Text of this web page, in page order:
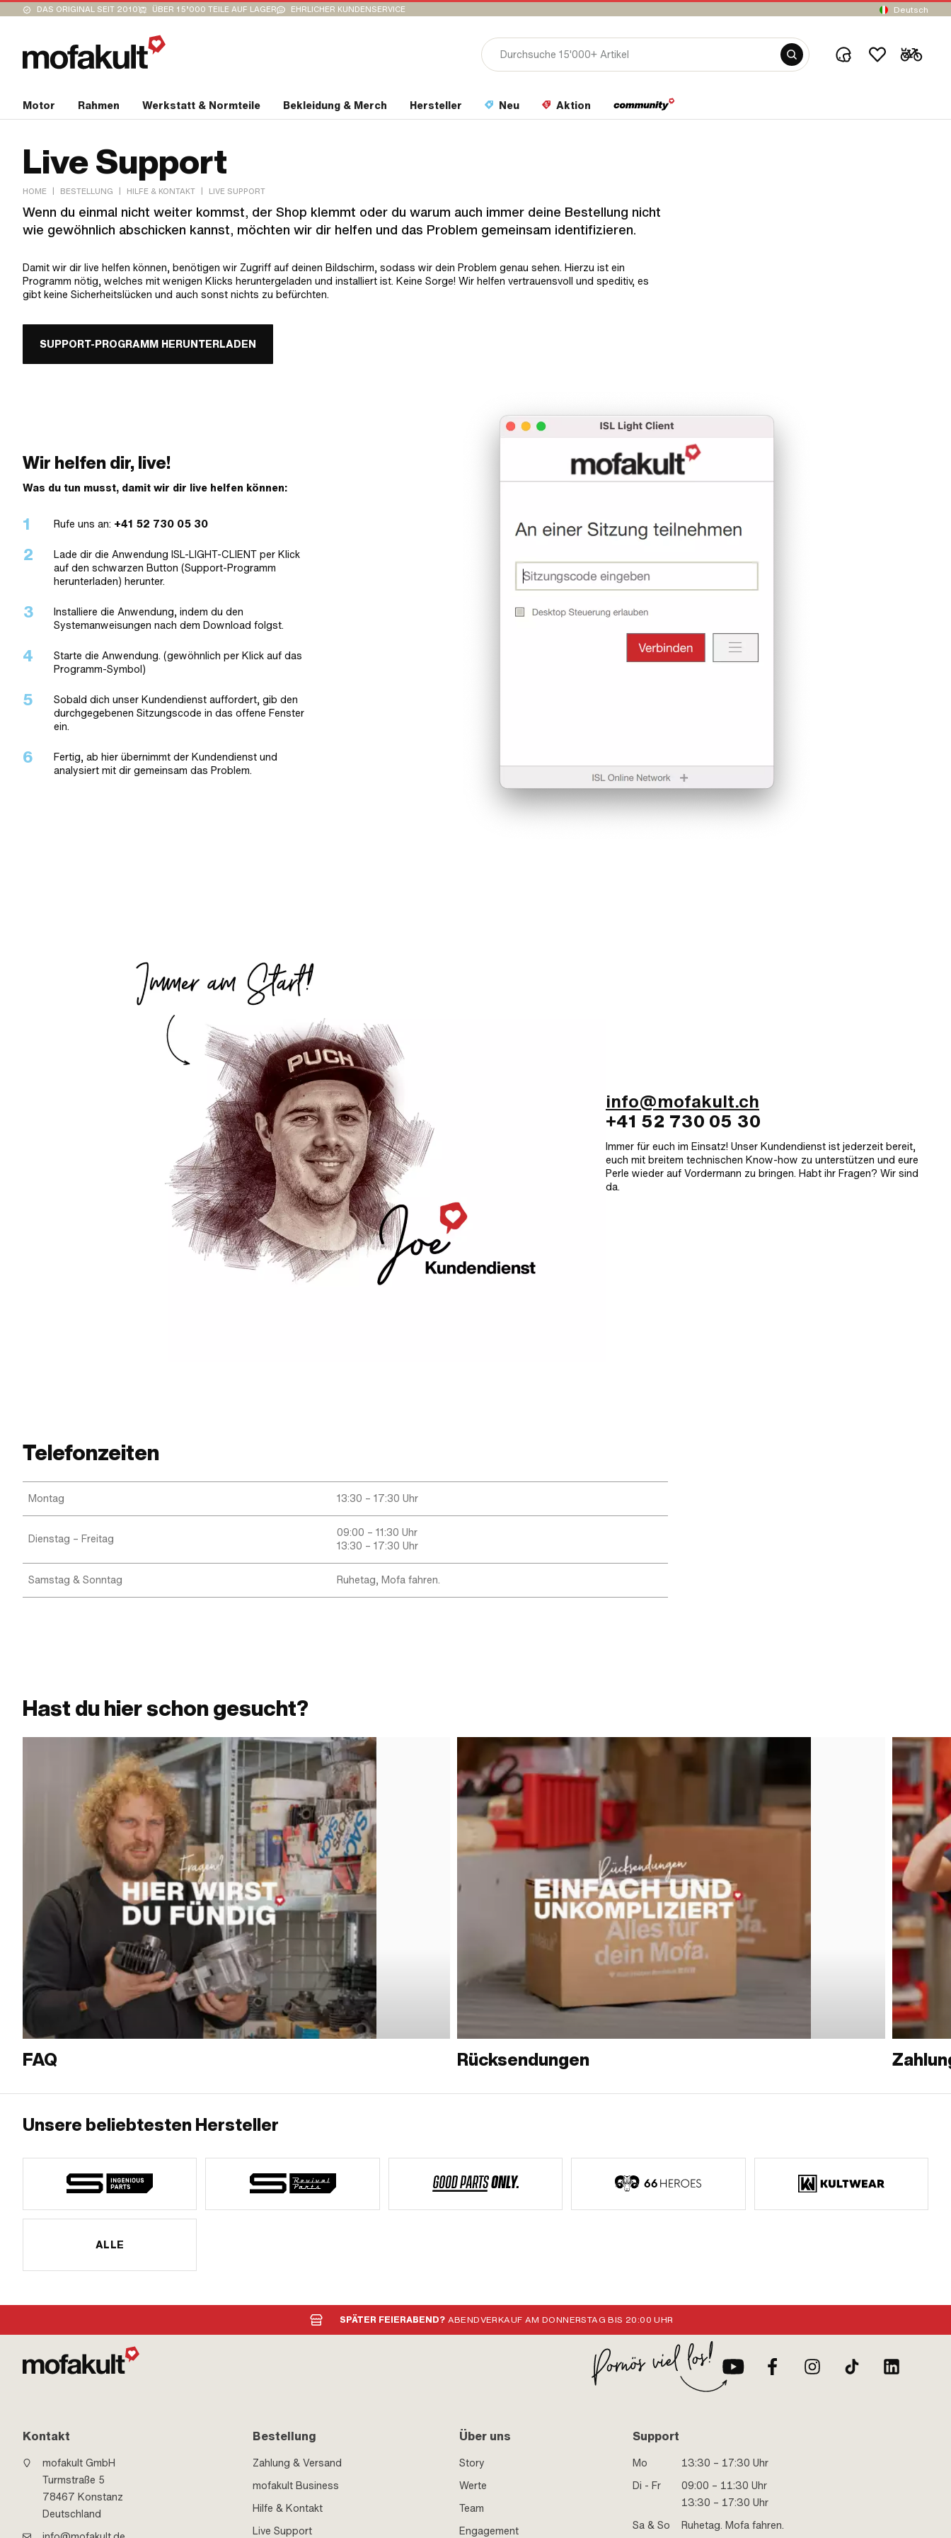
DAS ORIGINAL SEIT 2010 ÜBER 15’000 TEILE AUF LAGER EHRLICHER KUNDENSERVICE Deutsch
Motor Rahmen Werkstatt & Normteile Bekleidung & Merch Hersteller Neu Aktion
Live Support
HOME | BESTELLUNG | HILFE & KONTAKT | LIVE SUPPORT
Wenn du einmal nicht weiter kommst, der Shop klemmt oder du warum auch immer deine Bestellung nicht
wie gewöhnlich abschicken kannst, möchten wir dir helfen und das Problem gemeinsam identifizieren.
Damit wir dir live helfen können, benötigen wir Zugriff auf deinen Bildschirm, sodass wir dein Problem genau sehen. Hierzu ist ein
Programm nötig, welches mit wenigen Klicks heruntergeladen und installiert ist. Keine Sorge! Wir helfen vertrauensvoll und speditiv, es
gibt keine Sicherheitslücken und auch sonst nichts zu befürchten.
SUPPORT-PROGRAMM HERUNTERLADEN
Wir helfen dir, live!
Was du tun musst, damit wir dir live helfen können:
Rufe uns an: +41 52 730 05 30
Lade dir die Anwendung ISL-LIGHT-CLIENT per Klick
auf den schwarzen Button (Support-Programm
herunterladen) herunter.
Installiere die Anwendung, indem du den
Systemanweisungen nach dem Download folgst.
Starte die Anwendung. (gewöhnlich per Klick auf das
Programm-Symbol)
Sobald dich unser Kundendienst auffordert, gib den
durchgegebenen Sitzungscode in das offene Fenster
ein.
Fertig, ab hier übernimmt der Kundendienst und
analysiert mit dir gemeinsam das Problem.
info@mofakult.ch
+41 52 730 05 30
Immer für euch im Einsatz! Unser Kundendienst ist jederzeit bereit,
euch mit breitem technischen Know-how zu unterstützen und eure
Perle wieder auf Vordermann zu bringen. Habt ihr Fragen? Wir sind
da.
Telefonzeiten
Montag 13:30 – 17:30 Uhr
Dienstag – Freitag
09:00 – 11:30 Uhr
13:30 – 17:30 Uhr
Samstag & Sonntag Ruhetag, Mofa fahren.
Hast du hier schon gesucht?
FAQ Rücksendungen
Unsere beliebtesten Hersteller
ALLE
SPÄTER FEIERABEND? ABENDVERKAUF AM DONNERSTAG BIS 20:00 UHR
Kontakt
mofakult GmbH
Turmstraße 5
78467 Konstanz
Deutschland
Bestellung
Zahlung & Versand
mofakult Business
Hilfe & Kontakt
Live Support
Über uns
Story
Werte
Team
Engagement
Support
Mo
13:30 – 17:30 Uhr
Di - Fr
09:00 – 11:30 Uhr
13:30 – 17:30 Uhr
Sa & So
Ruhetag. Mofa fahren.